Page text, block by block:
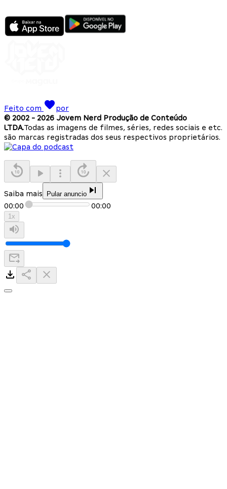
Feito com
por
© 2002 - 2026 Jovem Nerd Produção de Conteúdo
LTDA.Todas as imagens de filmes, séries, redes sociais e etc.
são marcas registradas dos seus respectivos proprietários.
Saiba mais Pular anuncio
00:00 00:00
1 x